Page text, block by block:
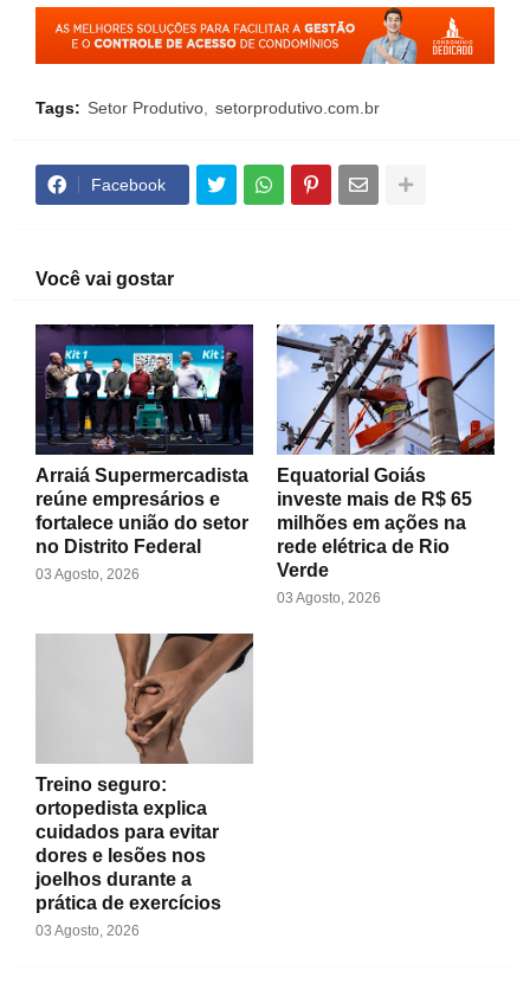
Tags: Setor Produtivo setorprodutivo.com.br
Facebook
Você vai gostar
Arraiá Supermercadista
reúne empresários e
fortalece união do setor
no Distrito Federal
03 Agosto, 2026
Equatorial Goiás
investe mais de R$ 65
milhões em ações na
rede elétrica de Rio
Verde
03 Agosto, 2026
Treino seguro:
ortopedista explica
cuidados para evitar
dores e lesões nos
joelhos durante a
prática de exercícios
03 Agosto, 2026